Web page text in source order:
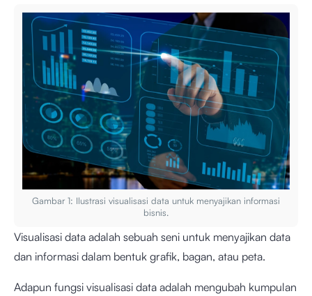
Gambar 1: Ilustrasi visualisasi data untuk menyajikan informasi
bisnis.
Visualisasi data adalah sebuah seni untuk menyajikan data
dan informasi dalam bentuk grafik, bagan, atau peta.
Adapun fungsi visualisasi data adalah mengubah kumpulan